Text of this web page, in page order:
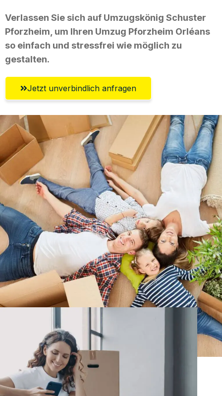
Verlassen Sie sich auf Umzugskönig Schuster
Pforzheim, um Ihren Umzug Pforzheim Orléans
so einfach und stressfrei wie möglich zu
gestalten.
Jetzt unverbindlich anfragen